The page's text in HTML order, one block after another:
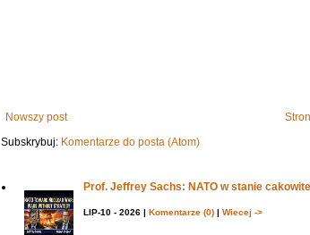
Nowszy post
Subskrybuj: Komentarze do posta (Atom)
Prof. Jeffrey Sachs: NATO w stanie
LIP-10 - 2026 | Komentarze (0)| Wiecej ->